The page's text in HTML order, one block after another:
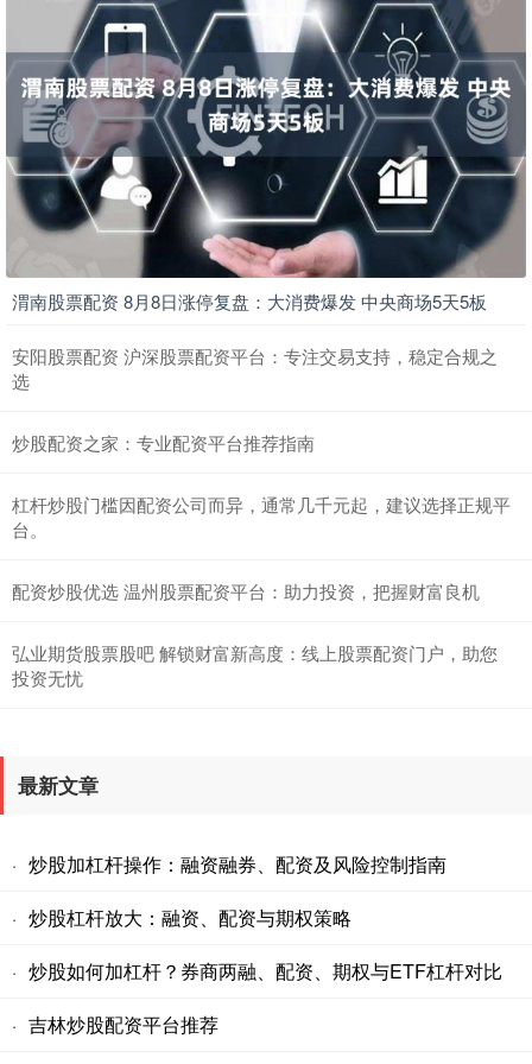
渭南股票配资 8月8日涨停复盘：大消费爆发 中央商场5天5板
安阳股票配资 沪深股票配资平台：专注交易支持，稳定合规之
选
炒股配资之家：专业配资平台推荐指南
杠杆炒股门槛因配资公司而异，通常几千元起，建议选择正规平
台。
配资炒股优选 温州股票配资平台：助力投资，把握财富良机
弘业期货股票股吧 解锁财富新高度：线上股票配资门户，助您
投资无忧
最新文章
· 炒股加杠杆操作：融资融券、配资及风险控制指南
· 炒股杠杆放大：融资、配资与期权策略
· 炒股如何加杠杆？券商两融、配资、期权与ETF杠杆对比
· 吉林炒股配资平台推荐